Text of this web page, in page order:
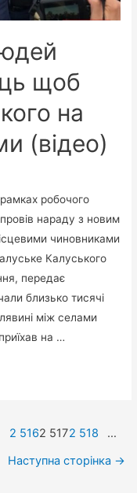
щоб
на
(відео)
робочого
провів нараду з новим
чиновниками
Калуського
передає
близько тисячі
між селами
на …
2 5162 5172 518
…
Наступна сторінка →